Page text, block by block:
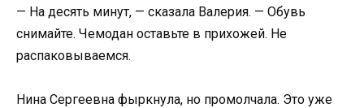
— На десять минут, — сказала Валерия. — Обувь
снимайте. Чемодан оставьте в прихожей. Не
распаковываемся.
Нина Сергеевна фыркнула, но промолчала. Это уже